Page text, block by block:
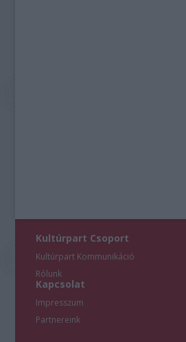
Kultúrpart Csoport
Kultúrpart Kommunikáció
Rólunk
Kapcsolat
Impresszum
Partnereink